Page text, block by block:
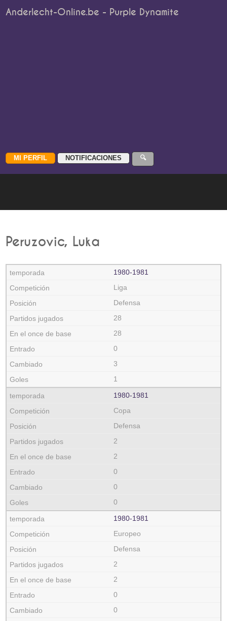
Anderlecht-Online.be - Purple Dynamite
Peruzovic, Luka
1980‑1981
Liga
Defensa
28
28
0
3
1
1980‑1981
Copa
Defensa
2
2
0
0
0
1980‑1981
Europeo
Defensa
2
2
0
0